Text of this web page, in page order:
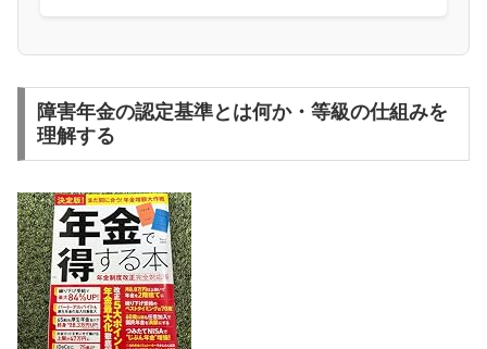
障害年金の認定基準とは何か・等級の仕組みを
理解する